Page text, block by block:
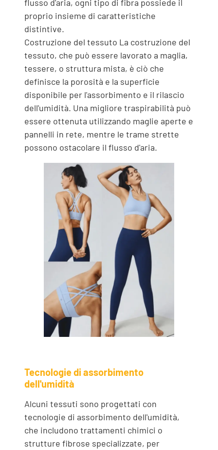
flusso d'aria, ogni tipo di fibra possiede il
proprio insieme di caratteristiche
distintive.
Costruzione del tessuto La costruzione del
tessuto, che può essere lavorato a maglia,
tessere, o struttura mista, è ciò che
definisce la porosità e la superficie
disponibile per l'assorbimento e il rilascio
dell'umidità. Una migliore traspirabilità può
essere ottenuta utilizzando maglie aperte e
pannelli in rete, mentre le trame strette
possono ostacolare il flusso d'aria.
Tecnologie di assorbimento
dell'umidità
Alcuni tessuti sono progettati con
tecnologie di assorbimento dell'umidità,
che includono trattamenti chimici o
strutture fibrose specializzate, per